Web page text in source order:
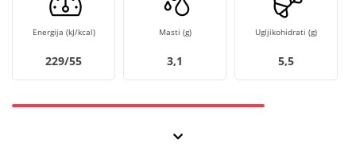
Energija (kJ/kcal)
229/55
Masti (g)
3,1
Ugljikohidrati (g)
5,5